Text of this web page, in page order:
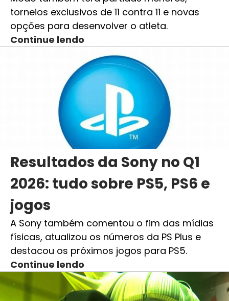
torneios exclusivos de 11 contra 11 e novas
opções para desenvolver o atleta.
Continue lendo
Resultados da Sony no Q1
2026: tudo sobre PS5, PS6 e
jogos
A Sony também comentou o fim das mídias
físicas, atualizou os números da PS Plus e
destacou os próximos jogos para PS5.
Continue lendo